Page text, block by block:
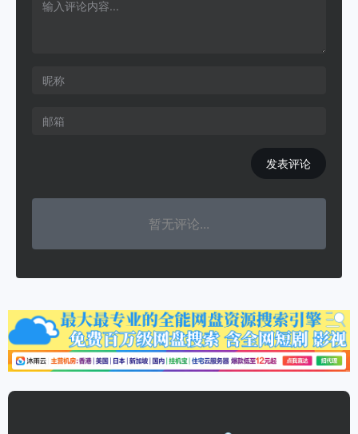
发表评论
暂无评论...